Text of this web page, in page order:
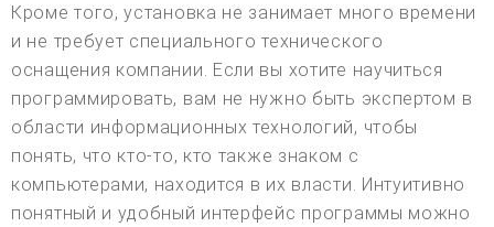
Кроме того, установка не занимает много времени
и не требует специального технического
оснащения компании. Если вы хотите научиться
программировать, вам не нужно быть экспертом в
области информационных технологий, чтобы
понять, что кто-то, кто также знаком с
компьютерами, находится в их власти. Интуитивно
понятный и удобный интерфейс программы можно